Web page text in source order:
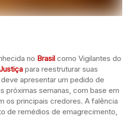
no Brasil como Vigilantes do
para reestruturar suas
apresentar um pedido de
próximas semanas, com base em
os principais credores. A falência
de remédios de emagrecimento,